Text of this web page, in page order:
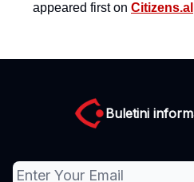
appeared first on Citizens.al
Buletini